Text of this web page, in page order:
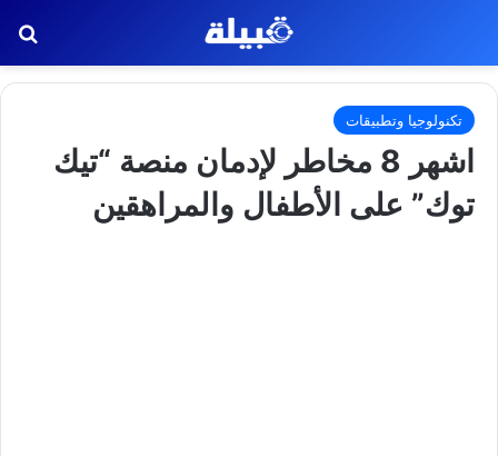
تكنولوجيا وتطبيقات
اشهر 8 مخاطر لإدمان منصة “تيك
توك” على الأطفال والمراهقين